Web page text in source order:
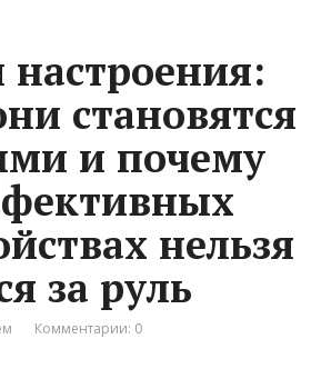
настроения:
становятся
и почему
нельзя
за руль
Комментарии: 0